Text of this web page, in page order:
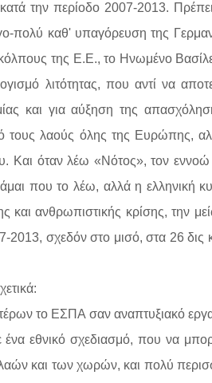
κατά την περίοδο 2007-2013.
πολύ καθ' υπαγόρευση της
της Ε.Ε., το Ηνωμένο
λιτότητας, που αντί να
και για αύξηση της
τους λαούς όλης της Ευρώπης,
Και όταν λέω «Νότος», τον εννοώ
που το λέω, αλλά η ελληνική
και ανθρωπιστικής κρίσης, την
2013, σχεδόν στο μισό, στα 26 δις
το ΕΣΠΑ σαν αναπτυξιακό
ένα εθνικό σχεδιασμό, που να
και των χωρών, και πολύ